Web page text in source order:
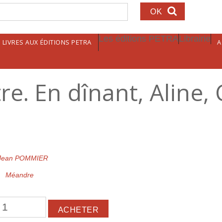
LIVRES AUX ÉDITIONS PETRA Les éditions PETRALibrairie
En dînant, Aline,
POMMIER
Méandre